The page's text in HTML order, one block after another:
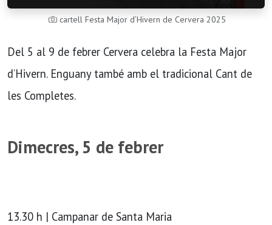
cartell Festa Major d’Hivern de Cervera 2025
Del 5 al 9 de febrer Cervera celebra la Festa Major
d’Hivern. Enguany també amb el tradicional Cant de
les Completes.
Dimecres, 5 de febrer
13.30 h | Campanar de Santa Maria